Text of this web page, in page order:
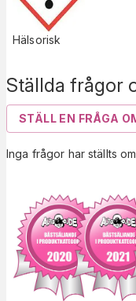
Ställda frågor
STÄLL EN FRÅGA
Inga frågor har ställts
Hälsorisk